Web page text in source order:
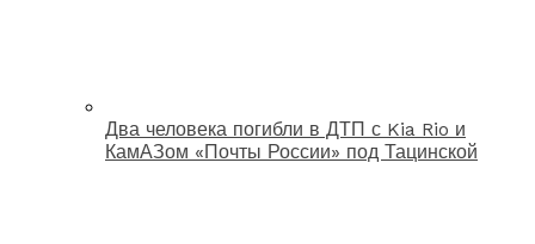
Два человека погибли в ДТП с Kia Rio и
КамАЗом «Почты России» под Тацинской